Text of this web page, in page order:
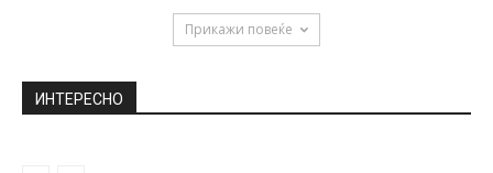
Прикажи повеќе
ИНТЕРЕСНО